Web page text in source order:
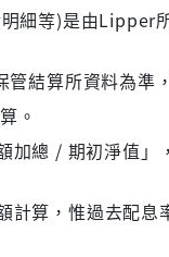
細等)是由Lipper
結算所資料為準
。
加總 / 期初淨值
算，惟過去配